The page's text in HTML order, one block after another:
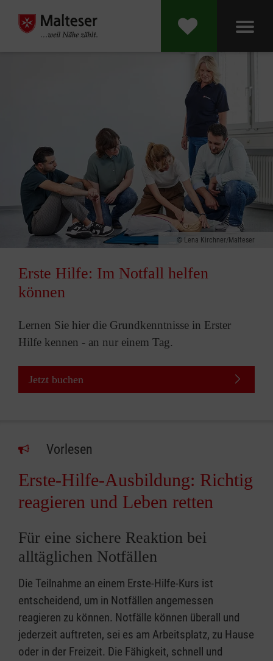
Lena Kirchner/Malteser
Erste Hilfe: Im Notfall helfen
können
Lernen Sie hier die Grundkenntnisse in Erster
Hilfe kennen - an nur einem Tag.
Jetzt buchen
Vorlesen
Erste-Hilfe-Ausbildung: Richtig
reagieren und Leben retten
Für eine sichere Reaktion bei
alltäglichen Notfällen
Die Teilnahme an einem Erste-Hilfe-Kurs ist
entscheidend, um in Notfällen angemessen
reagieren zu können. Notfälle können überall und
jederzeit auftreten, sei es am Arbeitsplatz, zu Hause
oder in der Freizeit. Die Fähigkeit, schnell und